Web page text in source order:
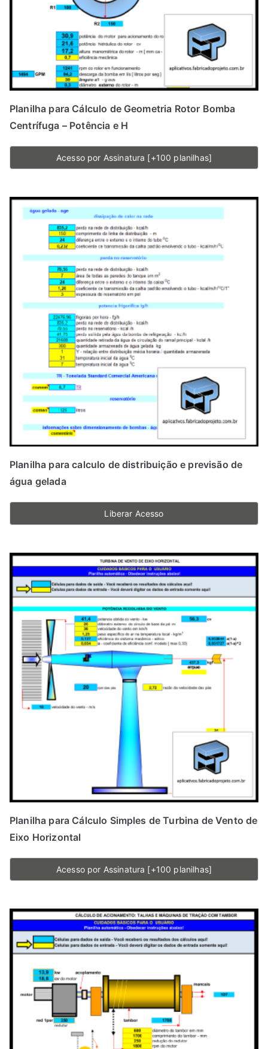
Planilha para Cálculo de Geometria Rotor Bomba
Centrífuga – Potência e H
Acesso por Assinatura [+100 planilhas]
Planilha para calculo de distribuição e previsão de
água gelada
Liberar Acesso
Planilha para Cálculo Simples de Turbina de Vento de
Eixo Horizontal
Acesso por Assinatura [+100 planilhas]